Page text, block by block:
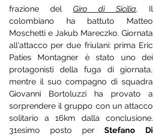
frazione del Giro di Sicilia. Il
colombiano ha battuto Matteo
Moschetti e Jakub Mareczko. Giornata
all'attacco per due friulani: prima Eric
Paties Montagner è stato uno dei
protagonisti della fuga di giornata,
mentre il suo compagno di squadra
Giovanni Bortoluzzi ha provato a
sorprendere il gruppo con un attacco
solitario a 16km dalla conclusione.
31esimo posto per Stefano Di